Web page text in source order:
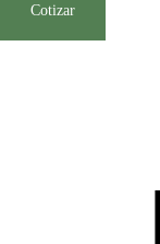
Cotizar